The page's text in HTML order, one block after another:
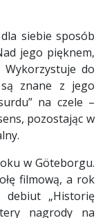
siebie sposób
jego pięknem,
Wykorzystuje do
znane z jego
na czele –
pozostając w
w Göteborgu.
filmową, a rok
debiut „Historię
nagrody na